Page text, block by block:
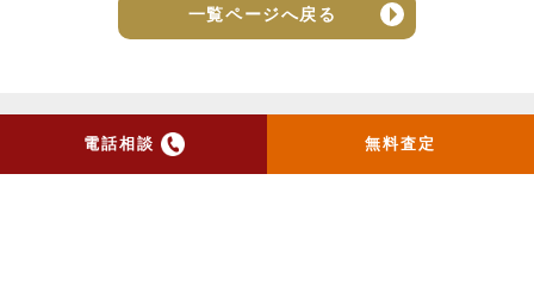
電話相談 無料査定
一覧ページへ戻る